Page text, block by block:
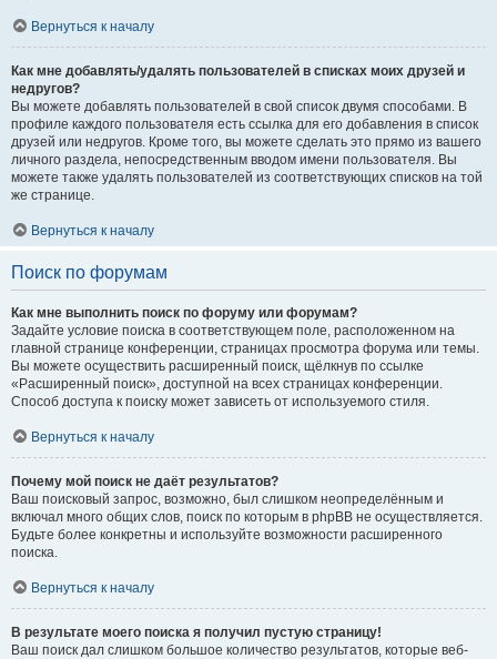
Вернуться к началу
Как мне добавлять/удалять пользователей в списках моих друзей и
недругов?
Вы можете добавлять пользователей в свой список двумя способами. В
профиле каждого пользователя есть ссылка для его добавления в список
друзей или недругов. Кроме того, вы можете сделать это прямо из вашего
личного раздела, непосредственным вводом имени пользователя. Вы
можете также удалять пользователей из соответствующих списков на той
же странице.
Вернуться к началу
Поиск по форумам
Как мне выполнить поиск по форуму или форумам?
Задайте условие поиска в соответствующем поле, расположенном на
главной странице конференции, страницах просмотра форума или темы.
Вы можете осуществить расширенный поиск, щёлкнув по ссылке
«Расширенный поиск», доступной на всех страницах конференции.
Способ доступа к поиску может зависеть от используемого стиля.
Вернуться к началу
Почему мой поиск не даёт результатов?
Ваш поисковый запрос, возможно, был слишком неопределённым и
включал много общих слов, поиск по которым в phpBB не осуществляется.
Будьте более конкретны и используйте возможности расширенного
поиска.
Вернуться к началу
В результате моего поиска я получил пустую страницу!
Ваш поиск дал слишком большое количество результатов, которые веб-